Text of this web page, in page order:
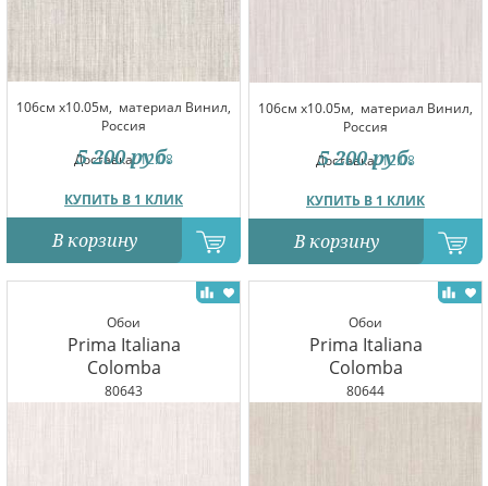
106см x10.05м, материал Винил,
Россия
Доставка:12.08
КУПИТЬ В 1 КЛИК
5 200 руб.
В корзину
106см x10.05м, материал Винил,
Россия
Доставка:12.08
КУПИТЬ В 1 КЛИК
5 200 руб.
В корзину
Обои
Prima Italiana
Colomba
80643
Обои
Prima Italiana
Colomba
80644